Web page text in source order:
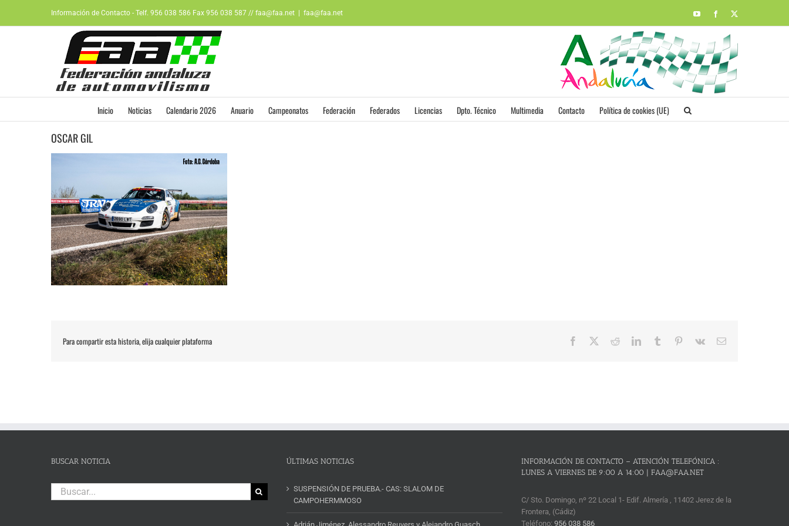
contenido
Información de Contacto - Telf. 956 038 586 Fax 956 038 587 // faa@faa.net faa@faa.net YouTubeFacebook
Inicio Noticias Calendario 2026 Anuario Campeonatos Federación Federados Licencias Dpto. Técnico Multimedia Contacto Política de cookies (UE)
OSCAR GIL
Para compartir esta historia, elija cualquier plataforma Facebook RedditLinkedInTumblr Pinterest
Vk
Correo
BUSCAR NOTICIA
Buscar:
ÚLTIMAS NOTICIAS
SUSPENSIÓN DE PRUEBA.- CAS: SLALOM DE
CAMPOHERMMOSO
INFORMACIÓN DE CONTACTO – ATENCIÓN TELEFÓNICA :
LUNES A VIERNES DE 9:00 A 14:00 | FAA@FAA.NET
C/ Sto. Domingo, nº 22 Local 1- Edif. Almería , 11402 Jerez de la
Frontera, (Cádiz)
Teléfono:956 038 586